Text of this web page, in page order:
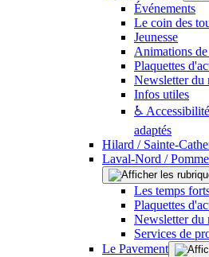
Événements
Le coin des
Jeunesse
Animations
Plaquettes
Newsletter du
Infos utiles
♿
adaptés
Hilard / Sainte-
Laval-Nord /
Les temps
Plaquettes
Newsletter du
Services de
Le Pavement